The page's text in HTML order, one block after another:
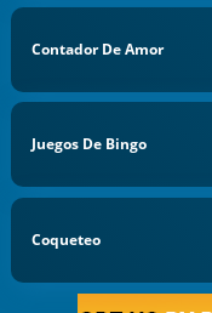
Contador De Amor
Juegos De Bingo
Coqueteo